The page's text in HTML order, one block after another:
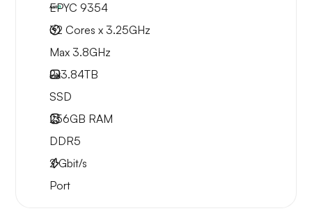
EPYC 9354
32 Cores x 3.25GHz
Max 3.8GHz
2x3.84TB
SSD
256GB RAM
DDR5
2Gbit/s
Port